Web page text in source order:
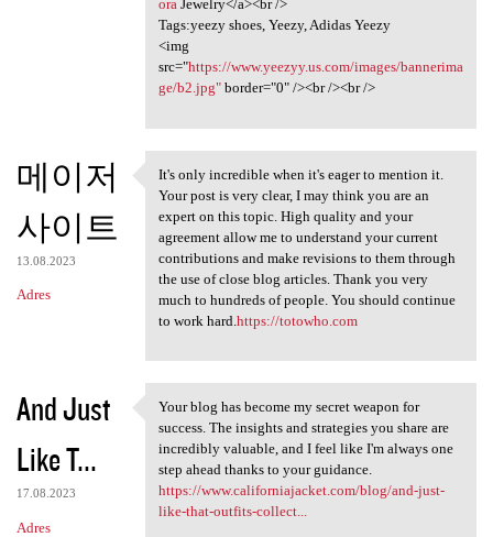
oraJewelry</a><br />
Tags:yeezy shoes, Yeezy, Adidas Yeezy
<img
src="https://www.yeezyy.us.com/images/bannerima
ge/b2.jpg"border="0" /><br /><br />
메이저
사이트
13.08.2023
Adres
It's only incredible when it
It's only incredible when it's eager to mention it.
Your post is very clear, I may think you are an
expert on this topic. High quality and your
agreement allow me to understand your current
contributions and make revisions to them through
the use of close blog articles. Thank you very
much to hundreds of people. You should continue
to work hard. https://totowho.com
And Just
Like T...
17.08.2023
Adres
Your blog has become my
Your blog has become my secret weapon for
success. The insights and strategies you share are
incredibly valuable, and I feel like I'm always one
step ahead thanks to your guidance.
https://www.californiajacket.com/blog/and-just-
like-that-outfits-collect...